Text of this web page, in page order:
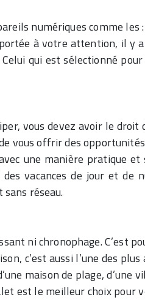
numériques comme
à votre attention, il y a
qui est sélectionné
vous devez avoir le
vous offrir des
une manière pratique
vacances de jour et
réseau.
ni chronophage. C’est
c’est aussi l’une des
maison de plage, d’une
est le meilleur choix pour